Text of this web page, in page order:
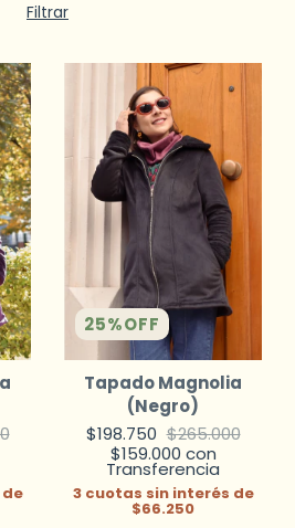
Filtrar
25%OFF
Tapado Magnolia
(Negro)
$198.750 $265.000
$159.000 con
Transferencia
3 cuotas sin interés de
$66.250